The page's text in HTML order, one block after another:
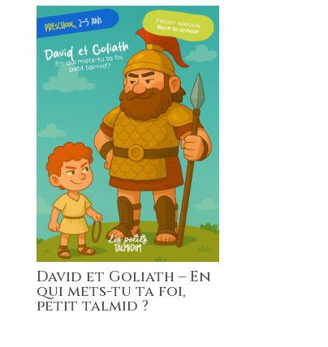
David et Goliath – En
qui mets-tu ta foi,
petit talmid ?